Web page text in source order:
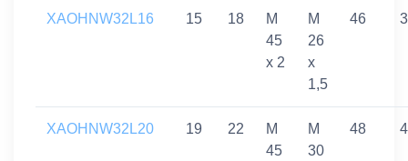
XAOHNW32L16 15 18
M
45
x 2
M
26
x
1,5
46
XAOHNW32L20 19 22
M
45
M
30
48